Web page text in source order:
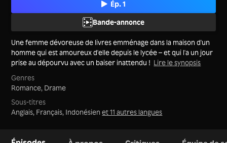
Ép. 1
Bande-annonce
Une femme dévoreuse de livres emménage dans la maison d'un
homme qui est amoureux d'elle depuis le lycée – et qui l'a un jour
prise au dépourvu avec un baiser inattendu ! Lire le synopsis
Genres
Romance, Drame
Sous-titres
Anglais, Français, Indonésienet 11 autres langues